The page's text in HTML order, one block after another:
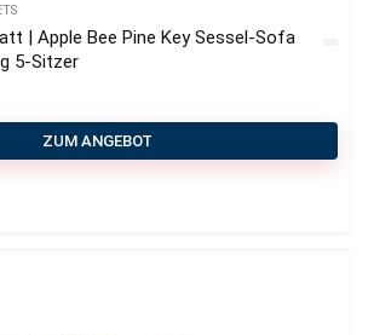
| Apple Bee Pine Key Sessel-Sofa
5-Sitzer
ZUM ANGEBOT